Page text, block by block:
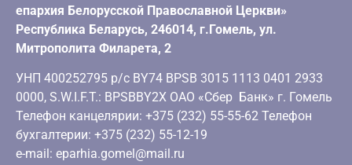
епархия Белорусской Православной Церкви»
Республика Беларусь, 246014, г.Гомель, ул.
Митрополита Филарета, 2
УНП 400252795 р/с BY74 BPSB 3015 1113 0401 2933
0000, S.W.I.F.T.: BPSBBY2X ОАО «Сбер Банк» г. Гомель
Телефон канцелярии: +375 (232) 55-55-62 Телефон
бухгалтерии: +375 (232) 55-12-19
e-mail: eparhia.gomel@mail.ru